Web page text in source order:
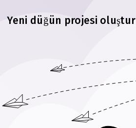
Yeni düğün projesi oluştur